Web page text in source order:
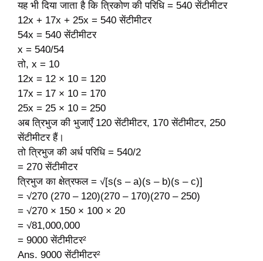
यह भी दिया जाता है कि त्रिकोण की परिधि = 540 सेंटीमीटर
12x + 17x + 25x = 540 सेंटीमीटर
54x = 540 सेंटीमीटर
x = 540/54
तो, x = 10
12x = 12 × 10 = 120
17x = 17 × 10 = 170
25x = 25 × 10 = 250
अब त्रिभुज की भुजाएँ 120 सेंटीमीटर, 170 सेंटीमीटर, 250
सेंटीमीटर हैं।
तो त्रिभुज की अर्ध परिधि = 540/2
= 270 सेंटीमीटर
त्रिभुज का क्षेत्रफल = √[s(s – a)(s – b)(s – c)]
= √270 (270 – 120)(270 – 170)(270 – 250)
= √270 × 150 × 100 × 20
= √81,000,000
= 9000 सेंटीमीटर²
Ans. 9000 सेंटीमीटर²